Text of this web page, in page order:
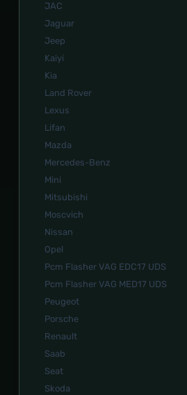
JAC
Jaguar
Jeep
Kaiyi
Kia
Land Rover
Lexus
Lifan
Mazda
Mercedes-Benz
Mini
Mitsubishi
Moscvich
Nissan
Opel
Pcm Flasher VAG EDC17 UDS
Pcm Flasher VAG MED17 UDS
Peugeot
Porsche
Renault
Saab
Seat
Skoda